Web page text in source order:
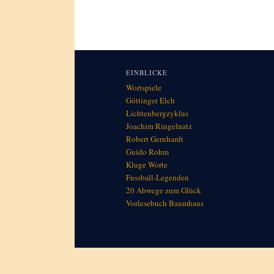
EINBLICKE
Wortspiele
Göttinger Elch
Lichtenbergzyklus
Joachim Ringelnatz
Robert Gernhardt
Guido Rohm
Kluge Worte
Fussball-Legenden
20 Abwege zum Glück
Vorlesebuch Baumhaus